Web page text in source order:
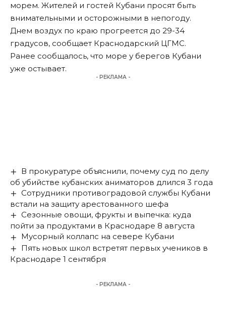
морем. Жителей и гостей Кубани просят быть
внимательными и осторожными в непогоду.
Днем воздух по краю прогреется до 29-34
градусов, сообщает Краснодарский ЦГМС.
Ранее сообщалось, что море у берегов Кубани
уже остывает.
- РЕКЛАМА -
В прокуратуре объяснили, почему суд по делу
об убийстве кубанских аниматоров длился 3 года
Сотрудники противоградовой службы Кубани
встали на защиту арестованного шефа
Сезонные овощи, фрукты и выпечка: куда
пойти за продуктами в Краснодаре 8 августа
Мусорный коллапс на севере Кубани
Пять новых школ встретят первых учеников в
Краснодаре 1 сентября
- РЕКЛАМА -